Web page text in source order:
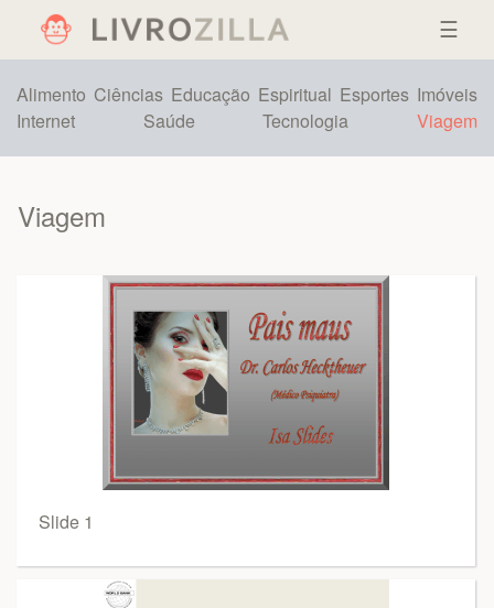
☰
Alimento Ciências Educação Espiritual Esportes Imóveis
Internet
Saúde Tecnologia Viagem
Viagem
Slide 1